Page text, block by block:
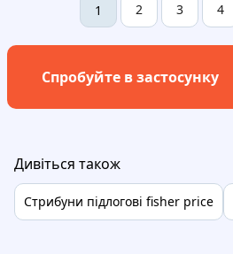
1 2 3 4
Спробуйте в застосунку
Дивіться також
Стрибуни підлогові fisher price